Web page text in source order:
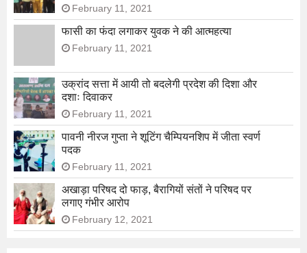
February 11, 2021
फासी का फंदा लगाकर युवक ने की आत्महत्या
February 11, 2021
उक्रांद सत्ता में आयी तो बदलेगी प्रदेश की दिशा और
दशाः दिवाकर
February 11, 2021
पावनी नीरज गुप्ता ने शूटिंग चैम्पियनशिप में जीता स्वर्ण
पदक
February 11, 2021
अखाड़ा परिषद दो फाड़, बैरागियों संतों ने परिषद पर
लगाए गंभीर आरोप
February 12, 2021